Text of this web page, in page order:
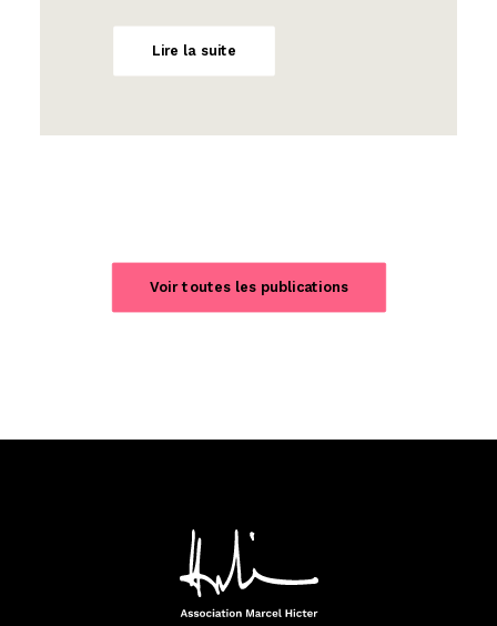
Lire la suite
Voir toutes les publications